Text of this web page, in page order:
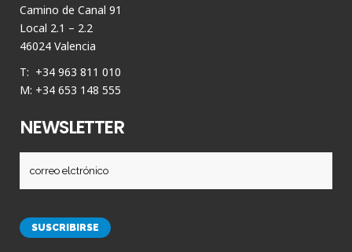
Camino de Canal 91
Local 2.1 – 2.2
46024 Valencia
T: +34 963 811 010
M: +34 653 148 555
NEWSLETTER